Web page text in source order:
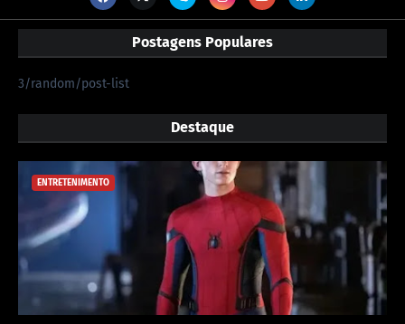
Postagens Populares
3/random/post-list
Destaque
ENTRETENIMENTO